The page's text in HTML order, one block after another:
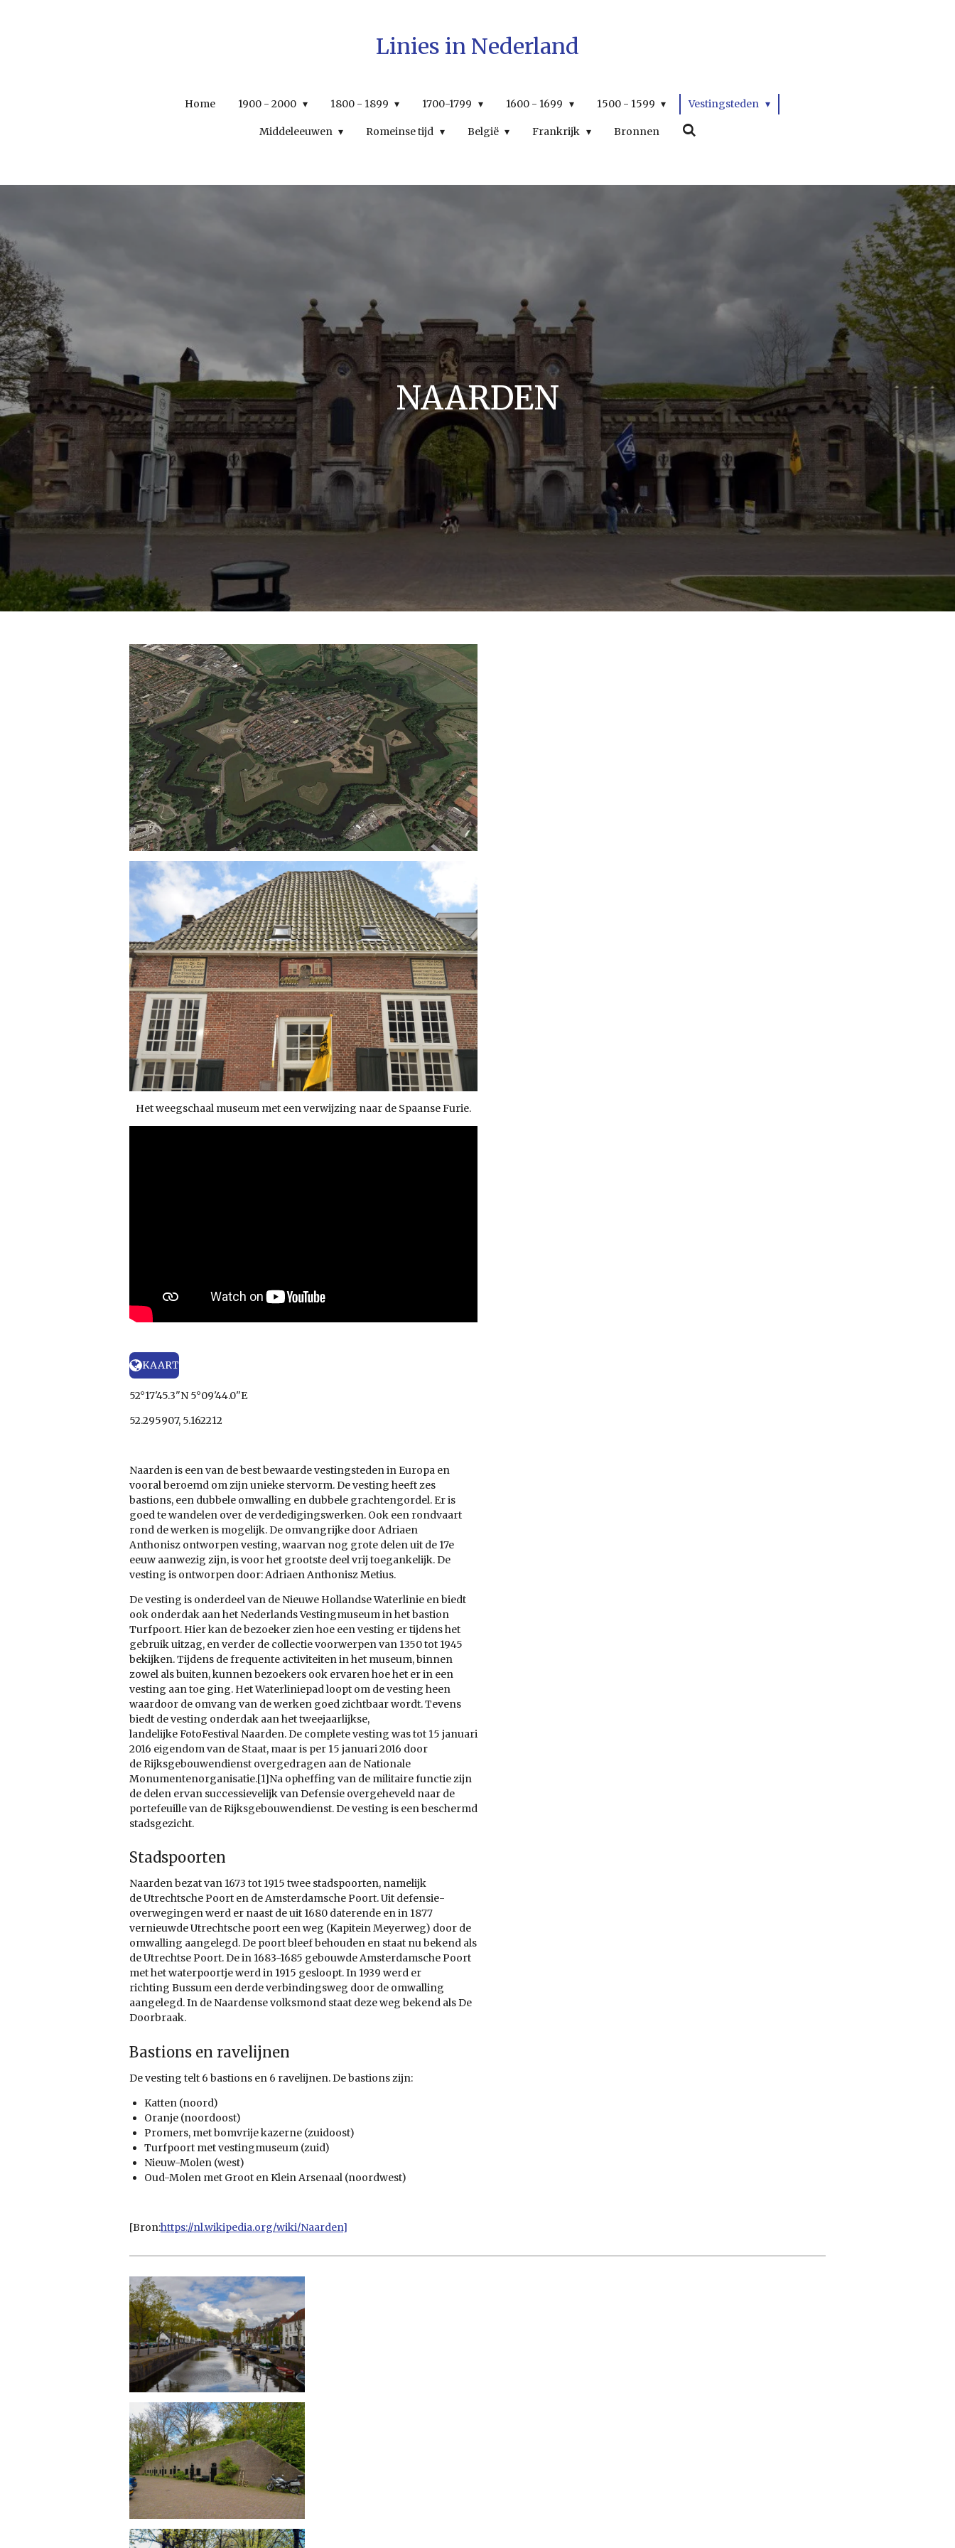
Linies in Nederland
Home 1900 - 2000 1800 - 1899 1700-1799 1600 - 1699 1500 - 1599 Vestingsteden
Middeleeuwen Romeinse tijd België Frankrijk Bronnen
NAARDEN
Het weegschaal museum met een verwijzing naar de Spaanse Furie.
KAART
52°17'45.3"N 5°09'44.0"E
52.295907, 5.162212
Naarden is een van de best bewaarde vestingsteden in Europa en
vooral beroemd om zijn unieke stervorm. De vesting heeft zes
bastions, een dubbele omwalling en dubbele grachtengordel. Er is
goed te wandelen over de verdedigingswerken. Ook een rondvaart
rond de werken is mogelijk. De omvangrijke door Adriaen
Anthonisz ontworpen vesting, waarvan nog grote delen uit de 17e
eeuw aanwezig zijn, is voor het grootste deel vrij toegankelijk. De
vesting is ontworpen door: Adriaen Anthonisz Metius.
De vesting is onderdeel van de Nieuwe Hollandse Waterlinie en biedt
ook onderdak aan het Nederlands Vestingmuseum in het bastion
Turfpoort. Hier kan de bezoeker zien hoe een vesting er tijdens het
gebruik uitzag, en verder de collectie voorwerpen van 1350 tot 1945
bekijken. Tijdens de frequente activiteiten in het museum, binnen
zowel als buiten, kunnen bezoekers ook ervaren hoe het er in een
vesting aan toe ging. Het Waterliniepad loopt om de vesting heen
waardoor de omvang van de werken goed zichtbaar wordt. Tevens
biedt de vesting onderdak aan het tweejaarlijkse,
landelijke FotoFestival Naarden. De complete vesting was tot 15 januari
2016 eigendom van de Staat, maar is per 15 januari 2016 door
de Rijksgebouwendienst overgedragen aan de Nationale
Monumentenorganisatie.[1]Na opheffing van de militaire functie zijn
de delen ervan successievelijk van Defensie overgeheveld naar de
portefeuille van de Rijksgebouwendienst. De vesting is een beschermd
stadsgezicht.
Stadspoorten
Naarden bezat van 1673 tot 1915 twee stadspoorten, namelijk
de Utrechtsche Poort en de Amsterdamsche Poort. Uit defensie-
overwegingen werd er naast de uit 1680 daterende en in 1877
vernieuwde Utrechtsche poort een weg (Kapitein Meyerweg) door de
omwalling aangelegd. De poort bleef behouden en staat nu bekend als
de Utrechtse Poort. De in 1683-1685 gebouwde Amsterdamsche Poort
met het waterpoortje werd in 1915 gesloopt. In 1939 werd er
richting Bussum een derde verbindingsweg door de omwalling
aangelegd. In de Naardense volksmond staat deze weg bekend als De
Doorbraak.
Bastions en ravelijnen
De vesting telt 6 bastions en 6 ravelijnen. De bastions zijn:
Katten (noord)
Oranje (noordoost)
Promers, met bomvrije kazerne (zuidoost)
Turfpoort met vestingmuseum (zuid)
Nieuw-Molen (west)
Oud-Molen met Groot en Klein Arsenaal (noordwest)
[Bron:https://nl.wikipedia.org/wiki/Naarden]